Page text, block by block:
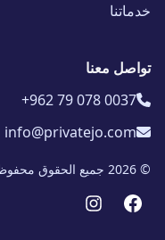
خدماتنا
تواصل معنا
+962 79 078 0037
info@privatejo.com
© 2026 جميع الحقوق محفوظة، برايفيت جو - الأردن.